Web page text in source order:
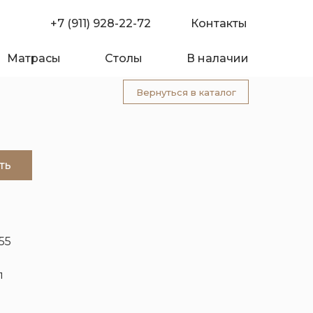
Матрасы Столы В налачии
Контакты
+7 (911) 928-22-72
Вернуться в каталог